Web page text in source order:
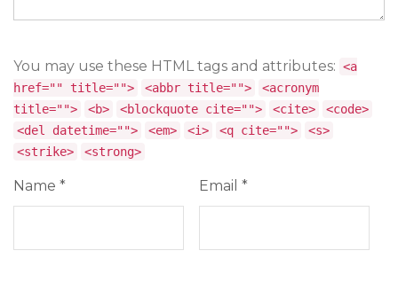
You may use these HTML tags and attributes: <a
href="" title="">
<abbr title="">
<acronym
title="">
<b> <blockquote cite=""> <cite>
<code>
<del datetime="">
<em> <i> <q cite="">
<s>
<strike>
<strong>
Name * Email *